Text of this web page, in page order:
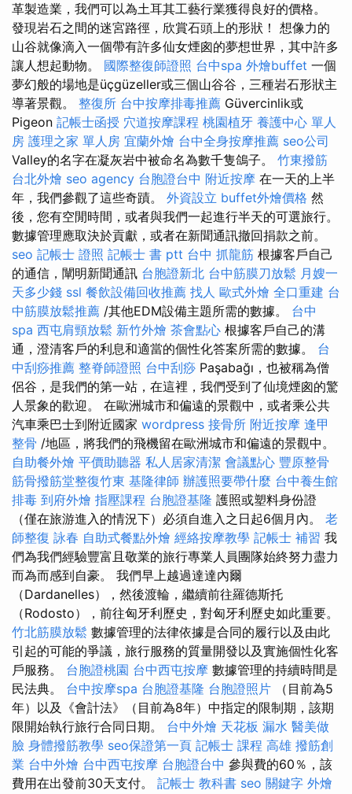
革製造業，我們可以為土耳其工藝行業獲得良好的價格。
發現岩石之間的迷宮路徑，欣賞石頭上的形狀！ 想像力的
山谷就像滴入一個帶有許多仙女煙囪的夢想世界，其中許多
讓人想起動物。 國際整復師證照 台中spa 外燴buffet 一個
夢幻般的場地是üçgüzeller或三個山谷谷，三種岩石形狀主
導著景觀。 整復所 台中按摩排毒推薦 Güvercinlik或
Pigeon 記帳士函授 穴道按摩課程 桃園植牙 養護中心 單人
房 護理之家 單人房 宜蘭外燴 台中全身按摩推薦 seo公司
Valley的名字在凝灰岩中被命名為數千隻鴿子。 竹東撥筋
台北外燴 seo agency 台胞證台中 附近按摩 在一天的上半
年，我們參觀了這些奇蹟。 外資設立 buffet外燴價格 然
後，您有空閒時間，或者與我們一起進行半天的可選旅行。
數據管理應取決於貢獻，或者在新聞通訊撤回捐款之前。
seo 記帳士 證照 記帳士 書 ptt 台中 抓龍筋 根據客戶自己
的通信，闡明新聞通訊 台胞證新北 台中筋膜刀放鬆 月嫂一
天多少錢 ssl 餐飲設備回收推薦 找人 歐式外燴 全口重建 台
中筋膜放鬆推薦 /其他EDM設備主題所需的數據。 台中
spa 西屯肩頸放鬆 新竹外燴 茶會點心 根據客戶自己的溝
通，澄清客戶的利息和適當的個性化答案所需的數據。 台
中刮痧推薦 整脊師證照 台中刮痧 Paşabağı，也被稱為僧
侶谷，是我們的第一站，在這裡，我們受到了仙境煙囪的驚
人景象的歡迎。 在歐洲城市和偏遠的景觀中，或者乘公共
汽車乘巴士到附近國家 wordpress 接骨所 附近按摩 逢甲
整骨 /地區，將我們的飛機留在歐洲城市和偏遠的景觀中。
自助餐外燴 平價助聽器 私人居家清潔 會議點心 豐原整骨
筋骨撥筋堂整復竹東 基隆律師 辦護照要帶什麼 台中養生館
排毒 到府外燴 指壓課程 台胞證基隆 護照或塑料身份證
（僅在旅游進入的情況下）必須自進入之日起6個月內。 老
師整復 詠春 自助式餐點外燴 經絡按摩教學 記帳士 補習 我
們為我們經驗豐富且敬業的旅行專業人員團隊始終努力盡力
而為而感到自豪。 我們早上越過達達內爾
（Dardanelles），然後渡輪，繼續前往羅德斯托
（Rodosto），前往匈牙利歷史，對匈牙利歷史如此重要。
竹北筋膜放鬆 數據管理的法律依據是合同的履行以及由此
引起的可能的爭議，旅行服務的質量開發以及實施個性化客
戶服務。 台胞證桃園 台中西屯按摩 數據管理的持續時間是
民法典。 台中按摩spa 台胞證基隆 台胞證照片 （目前為5
年）以及《會計法》（目前為8年）中指定的限制期，該期
限開始執行旅行合同日期。 台中外燴 天花板 漏水 醫美做
臉 身體撥筋教學 seo保證第一頁 記帳士 課程 高雄 撥筋創
業 台中外燴 台中西屯按摩 台胞證台中 參與費的60％，該
費用在出發前30天支付。 記帳士 教科書 seo 關鍵字 外燴